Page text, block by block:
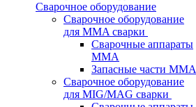
Сварочное оборудование
Сварочное оборудование
для MMA сварки
Сварочные аппараты
MMA
Запасные части MMA
Сварочное оборудование
для MIG/MAG сварки